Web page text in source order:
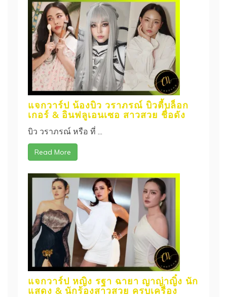
แจกวาร์ป น้องบิว วราภรณ์ บิวตี้บล็อก
เกอร์ & อินฟลูเอนเซอ สาวสวย ชื่อดัง
บิว วราภรณ์ หรือ ที่ ...
Read More
แจกวาร์ป หญิง รฐา ฉายา ญาญ่าญิ๋ง นัก
แสดง & นักร้องสาวสวย ครบเครื่อง